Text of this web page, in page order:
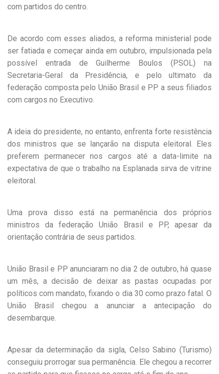
com partidos do centro.
De acordo com esses aliados, a reforma ministerial pode
ser fatiada e começar ainda em outubro, impulsionada pela
possível entrada de Guilherme Boulos (PSOL) na
Secretaria-Geral da Presidência, e pelo ultimato da
federação composta pelo União Brasil e PP a seus filiados
com cargos no Executivo.
A ideia do presidente, no entanto, enfrenta forte resistência
dos ministros que se lançarão na disputa eleitoral. Eles
preferem permanecer nos cargos até a data-limite na
expectativa de que o trabalho na Esplanada sirva de vitrine
eleitoral.
Uma prova disso está na permanência dos próprios
ministros da federação União Brasil e PP, apesar da
orientação contrária de seus partidos.
União Brasil e PP anunciaram no dia 2 de outubro, há quase
um mês, a decisão de deixar as pastas ocupadas por
políticos com mandato, fixando o dia 30 como prazo fatal. O
União Brasil chegou a anunciar a antecipação do
desembarque.
Apesar da determinação da sigla, Celso Sabino (Turismo)
conseguiu prorrogar sua permanência. Ele chegou a recorrer